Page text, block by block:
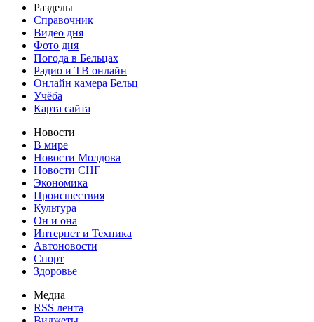
Разделы
Справочник
Видео дня
Фото дня
Погода в Бельцах
Радио и ТВ онлайн
Онлайн камера Бельц
Учёба
Карта сайта
Новости
В мире
Новости Молдова
Новости СНГ
Экономика
Происшествия
Культура
Он и она
Интернет и Техника
Автоновости
Спорт
Здоровье
Медиа
RSS лента